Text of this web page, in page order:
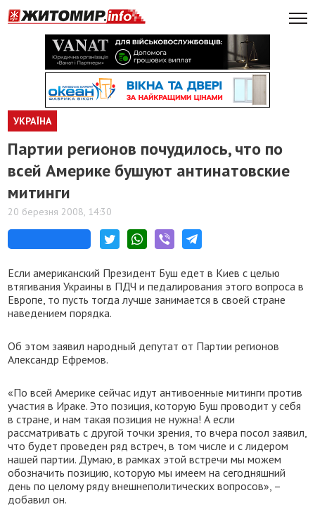
УКРАЇНА
Партии регионов почудилось, что по
всей Америке бушуют антинатовские
митинги
20 березня 2008, 14:30
Если американский Президент Буш едет в Киев с целью
втягивания Украины в ПДЧ и педалирования этого вопроса в
Европе, то пусть тогда лучше занимается в своей стране
наведением порядка.
Об этом заявил народный депутат от Партии регионов
Александр Ефремов.
«По всей Америке сейчас идут антивоенные митинги против
участия в Ираке. Это позиция, которую Буш проводит у себя
в стране, и нам такая позиция не нужна! А если
рассматривать с другой точки зрения, то вчера посол заявил,
что будет проведен ряд встреч, в том числе и с лидером
нашей партии. Думаю, в рамках этой встречи мы можем
обозначить позицию, которую мы имеем на сегодняшний
день по целому ряду внешнеполитических вопросов», –
добавил он.